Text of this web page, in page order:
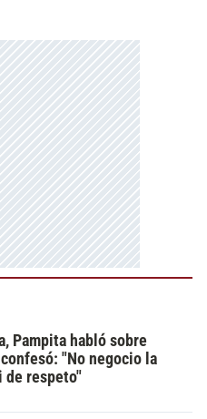
Pampita habló sobre
"No negocio la
de respeto"